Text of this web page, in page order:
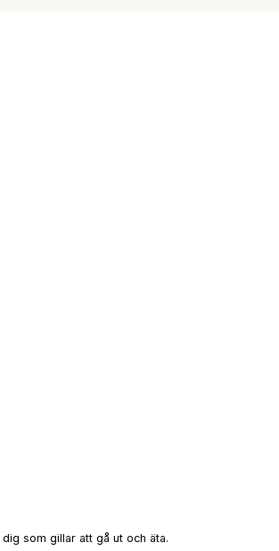
som gillar att gå ut och äta.